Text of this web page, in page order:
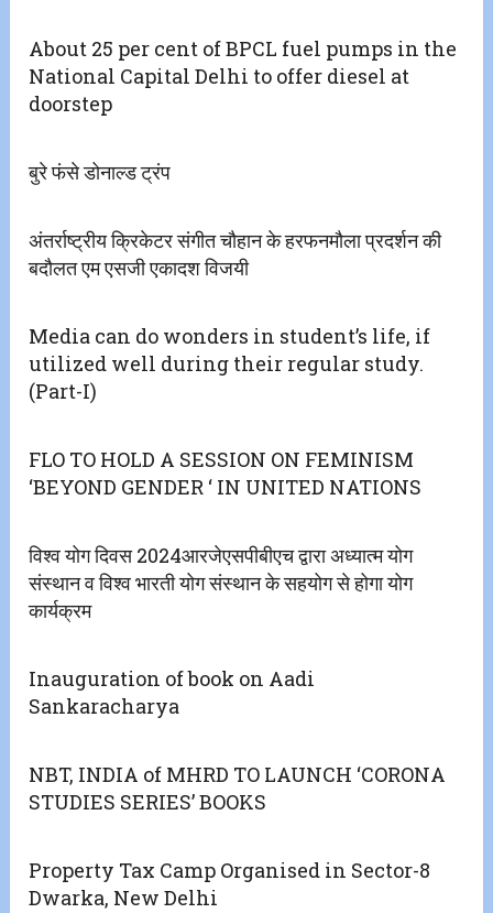
About 25 per cent of BPCL fuel pumps in the
National Capital Delhi to offer diesel at
doorstep
बुरे फंसे डोनाल्ड ट्रंप
अंतर्राष्ट्रीय क्रिकेटर संगीत चौहान के हरफनमौला प्रदर्शन की
बदौलत एम एसजी एकादश विजयी
Media can do wonders in student’s life, if
utilized well during their regular study.
(Part-I)
FLO TO HOLD A SESSION ON FEMINISM
‘BEYOND GENDER ‘ IN UNITED NATIONS
विश्व योग दिवस 2024आरजेएसपीबीएच द्वारा अध्यात्म योग
संस्थान व विश्व भारती योग संस्थान के सहयोग से होगा योग
कार्यक्रम
Inauguration of book on Aadi
Sankaracharya
NBT, INDIA of MHRD TO LAUNCH ‘CORONA
STUDIES SERIES’ BOOKS
Property Tax Camp Organised in Sector-8
Dwarka, New Delhi